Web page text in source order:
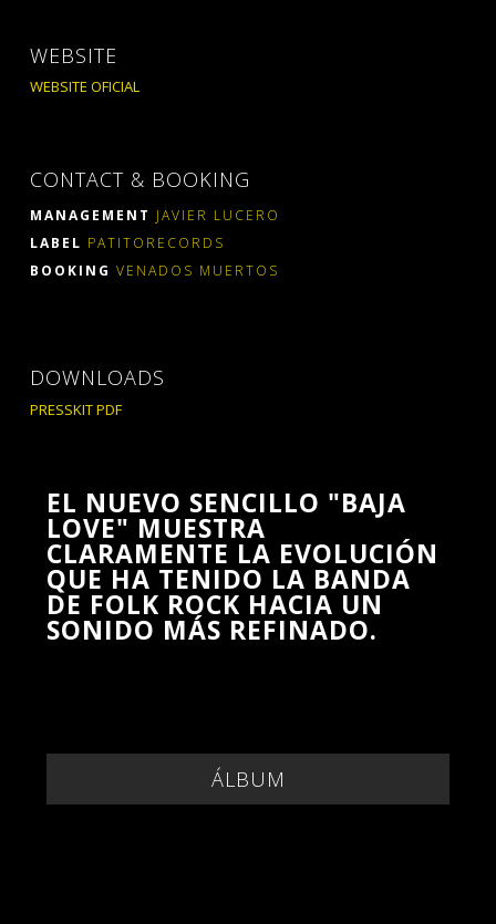
WEBSITE
WEBSITE OFICIAL
CONTACT & BOOKING
MANAGEMENT JAVIER LUCERO
LABEL PATITORECORDS
BOOKING VENADOS MUERTOS
DOWNLOADS
PRESSKIT PDF
EL NUEVO SENCILLO "BAJA
LOVE" MUESTRA
CLARAMENTE LA EVOLUCIÓN
QUE HA TENIDO LA BANDA
DE FOLK ROCK HACIA UN
SONIDO MÁS REFINADO.
ÁLBUM